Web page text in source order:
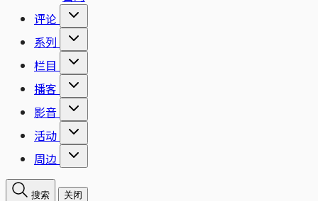
评论
系列
栏目
播客
影音
活动
周边
搜索 关闭